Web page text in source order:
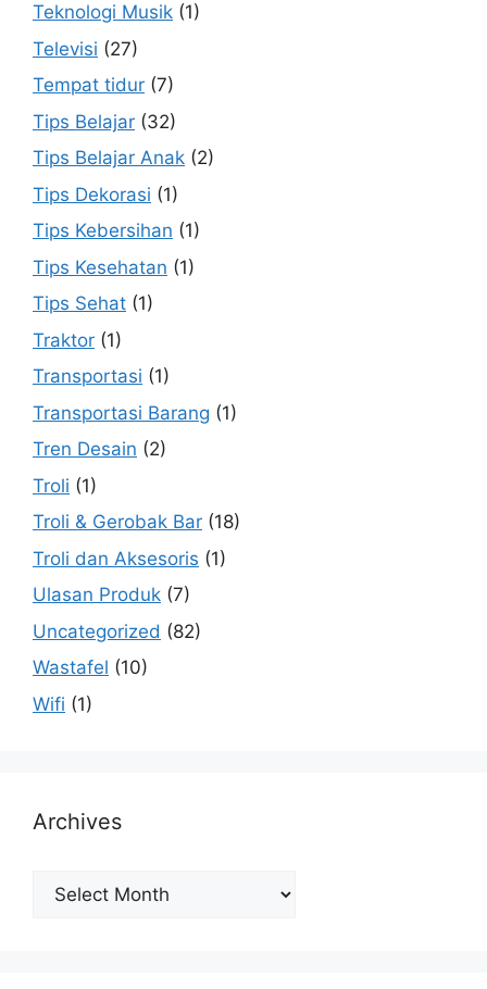
Teknologi Musik (1)
Televisi (27)
Tempat tidur (7)
Tips Belajar (32)
Tips Belajar Anak (2)
Tips Dekorasi (1)
Tips Kebersihan (1)
Tips Kesehatan (1)
Tips Sehat (1)
Traktor (1)
Transportasi (1)
Transportasi Barang (1)
Tren Desain (2)
Troli (1)
Troli & Gerobak Bar (18)
Troli dan Aksesoris (1)
Ulasan Produk (7)
Uncategorized (82)
Wastafel (10)
Wifi (1)
Archives
Archives